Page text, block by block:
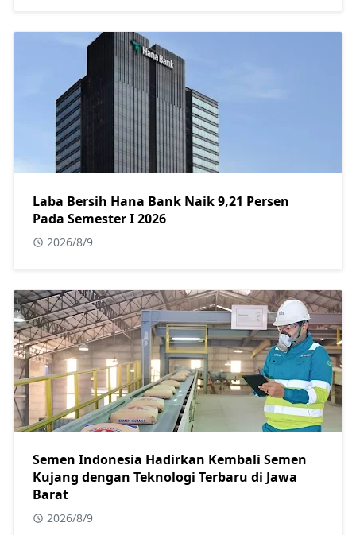
Laba Bersih Hana Bank Naik 9,21 Persen
Pada Semester I 2026
2026/8/9
Semen Indonesia Hadirkan Kembali Semen
Kujang dengan Teknologi Terbaru di Jawa
Barat
2026/8/9